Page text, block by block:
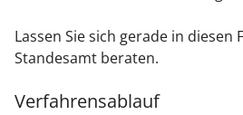
Lassen Sie sich gerade in diesen
Standesamt beraten.
Verfahrensablauf